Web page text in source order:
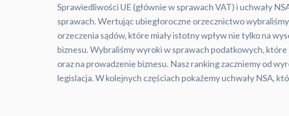
Sprawiedliwości UE (głównie w sprawach VAT) i uchwały
sprawach. Wertując ubiegłoroczne orzecznictwo
orzeczenia sądów, które miały istotny wpływ nie tylko na
biznesu. Wybraliśmy wyroki w sprawach podatkowych,
oraz na prowadzenie biznesu. Nasz ranking zaczniemy od
legislacja. W kolejnych częściach pokażemy uchwały NSA,